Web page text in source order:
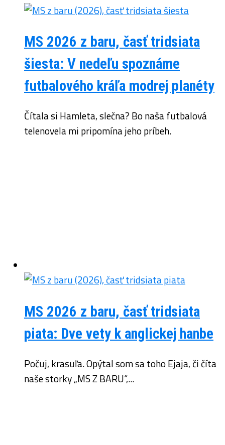
MS 2026 z baru, časť tridsiata
šiesta: V nedeľu spoznáme
futbalového kráľa modrej planéty
Čítala si Hamleta, slečna? Bo naša futbalová
telenovela mi pripomína jeho príbeh.
MS 2026 z baru, časť tridsiata
piata: Dve vety k anglickej hanbe
Počuj, krasuľa. Opýtal som sa toho Ejaja, či číta
naše storky „MS Z BARU“,...